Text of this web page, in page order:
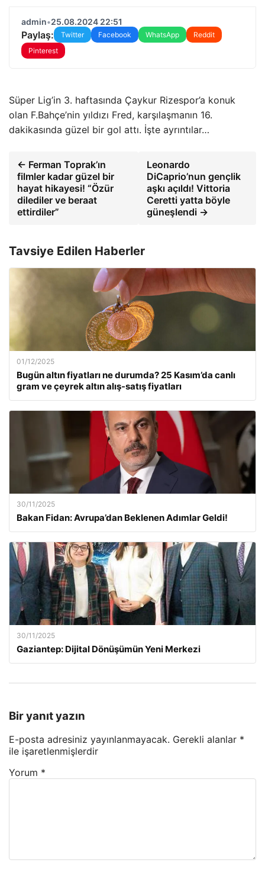
admin•25.08.2024 22:51
Paylaş: Twitter Facebook WhatsApp
Reddit
Pinterest
Süper Lig’in 3. haftasında Çaykur Rizespor’a konuk
olan F.Bahçe’nin yıldızı Fred, karşılaşmanın 16.
dakikasında güzel bir gol attı. İşte ayrıntılar…
← Ferman Toprak’ın
filmler kadar güzel bir
hayat hikayesi! “Özür
dilediler ve beraat
ettirdiler”
Leonardo
DiCaprio’nun gençlik
aşkı açıldı! Vittoria
Ceretti yatta böyle
güneşlendi →
Tavsiye Edilen Haberler
01/12/2025
Bugün altın fiyatları ne durumda? 25 Kasım’da canlı
gram ve çeyrek altın alış-satış fiyatları
30/11/2025
Bakan Fidan: Avrupa’dan Beklenen Adımlar Geldi!
30/11/2025
Gaziantep: Dijital Dönüşümün Yeni Merkezi
Bir yanıt yazın
E-posta adresiniz yayınlanmayacak. Gerekli alanlar *
ile işaretlenmişlerdir
Yorum *